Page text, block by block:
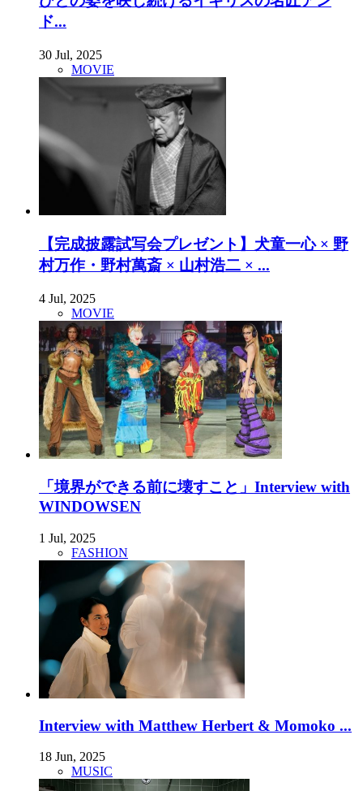
ド...
30 Jul, 2025
MOVIE
【完成披露試写会プレゼント】犬童一心 × 野
村万作・野村萬斎 × 山村浩二 × ...
4 Jul, 2025
MOVIE
「境界ができる前に壊すこと」Interview with
WINDOWSEN
1 Jul, 2025
FASHION
Interview with Matthew Herbert & Momoko ...
18 Jun, 2025
MUSIC